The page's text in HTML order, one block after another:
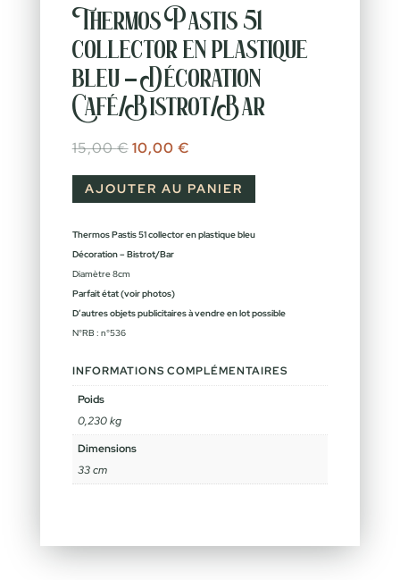
Thermos Pastis 51
collector en plastique
bleu – Décoration
Café/Bistrot/Bar
15,00€ Le prix initial était : 15,00 €.
10,00 €
AJOUTER AU PANIER
Thermos Pastis 51 collector en plastique bleu
Décoration – Bistrot/Bar
Diamètre 8cm
Parfait état (voir photos)
D’autres objets publicitaires à vendre en lot possible
N°RB : n°536
INFORMATIONS COMPLÉMENTAIRES
Poids
0,230 kg
Dimensions
33 cm